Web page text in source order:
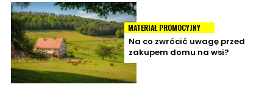
MATERIAŁ PROMOCYJNY
Na co zwrócić uwagę przed
zakupem domu na wsi?